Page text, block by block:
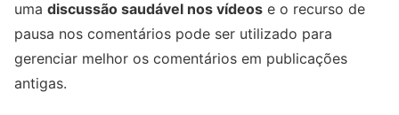
uma discussão saudável nos vídeos e o recurso de
pausa nos comentários pode ser utilizado para
gerenciar melhor os comentários em publicações
antigas.